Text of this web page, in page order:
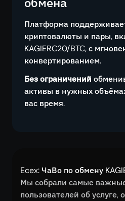
Платформа
криптовалюты и пары,
KAGIERC20/BTC, с
конвертированием.
Без ограничений
активы в нужных
вас время.
Ecex: ЧаВо по обмену
Мы собрали самые
пользователей об услуге,